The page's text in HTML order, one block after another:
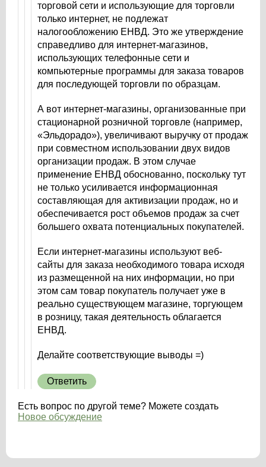
торговой сети и использующие для торговли
только интернет, не подлежат
налогообложению ЕНВД. Это же утверждение
справедливо для интернет-магазинов,
использующих телефонные сети и
компьютерные программы для заказа товаров
для последующей торговли по образцам.
А вот интернет-магазины, организованные при
стационарной розничной торговле (например,
«Эльдорадо»), увеличивают выручку от продаж
при совместном использовании двух видов
организации продаж. В этом случае
применение ЕНВД обоснованно, поскольку тут
не только усиливается информационная
составляющая для активизации продаж, но и
обеспечивается рост объемов продаж за счет
большего охвата потенциальных покупателей.
Если интернет-магазины используют веб-
сайты для заказа необходимого товара исходя
из размещенной на них информации, но при
этом сам товар покупатель получает уже в
реально существующем магазине, торгующем
в розницу, такая деятельность облагается
ЕНВД.
Делайте соответствующие выводы =)
Ответить
Есть вопрос по другой теме? Можете создать
Новое обсуждение